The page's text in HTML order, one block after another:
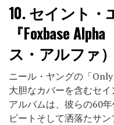
10.セイント・
『Foxbase
ス・アルファ）
ニール・ヤングの「
大胆なカバーを含むセ
アルバムは、彼らの60
ビートそして洒落たサン